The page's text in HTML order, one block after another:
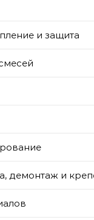
и защита
демонтаж и